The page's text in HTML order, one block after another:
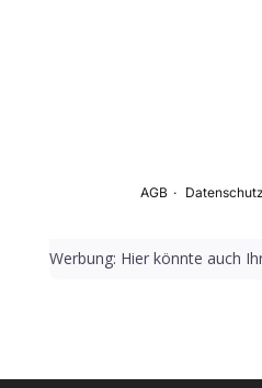
Werbung: Hier könnte auch